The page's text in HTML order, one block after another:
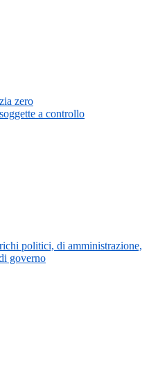
zero
a controllo
politici, di amministrazione,
governo